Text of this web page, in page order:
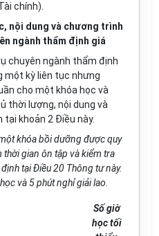
chính).
nội dung và chương trình
ngành thẩm định giá
chuyên ngành thẩm định
kỳ liên tục nhưng
cho một khóa học và
thời lượng, nội dung và
khoản 2 Điều này.
khóa bồi dưỡng được quy
gian ôn tập và kiểm tra
tại Điều 20 Thông tư này.
và 5 phút nghỉ giải lao.
Số giờ
học tối